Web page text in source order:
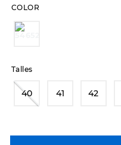
COLOR
Talles
40 41 42